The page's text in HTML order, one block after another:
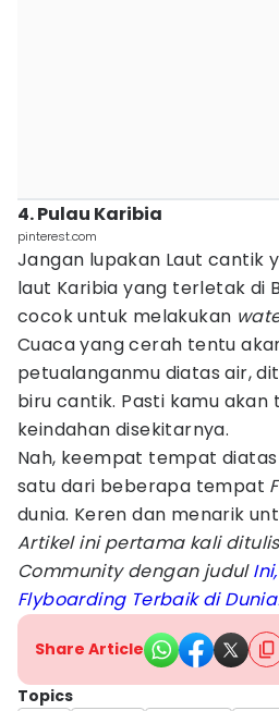
4. Pulau Karibia
pinterest.com
Jangan lupakan Laut cantik
laut Karibia yang terletak di
cocok untuk melakukan
Cuaca yang cerah tentu
petualanganmu diatas air,
biru cantik. Pasti kamu
keindahan disekitarnya.
Nah, keempat tempat
satu dari beberapa tempat
dunia. Keren dan menarik
Artikel ini pertama kali
Community dengan judul
Flyboarding Terbaik di
Share Article
Topics